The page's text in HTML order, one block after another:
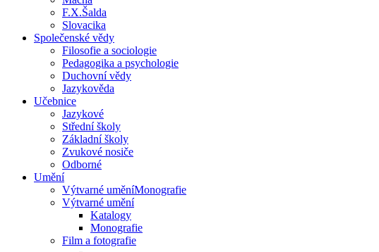
F.X.Šalda
Slovacika
Společenské vědy
Filosofie a sociologie
Pedagogika a psychologie
Duchovní vědy
Jazykověda
Učebnice
Jazykové
Střední školy
Základní školy
Zvukové nosiče
Odborné
Umění
Výtvarné uměníMonografie
Výtvarné umění
Katalogy
Monografie
Film a fotografie